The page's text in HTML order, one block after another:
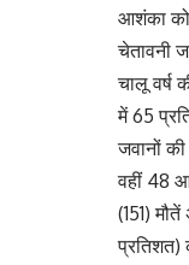
आशंका
चेतावनी
चालू वर्ष
में 65
जवानों
वहीं 48
(151)
प्रतिशत)